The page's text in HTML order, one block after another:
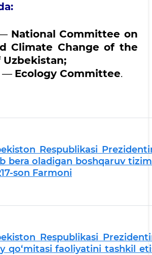
National Committee on
Climate Change of the
— Ecology Committee.
Respublikasi
bera oladigan boshqaruv
son Farmoni
Respublikasi
qo‘mitasi faoliyatini tashkil